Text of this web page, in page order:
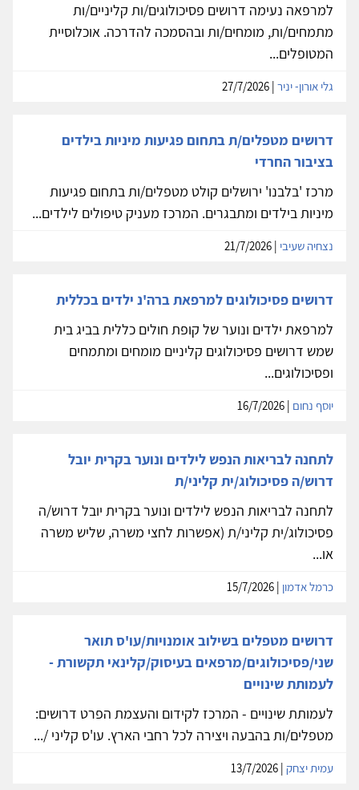
למרפאה נעימה דרושים פסיכולוגים/ות קליניים/ות
מתמחים/ות, מומחים/ות ובהסמכה להדרכה. אוכלוסיית
המטופלים...
גלי אורון- יניר
דרושים מטפלים/ת בתחום פגיעות מיניות בילדים
בציבור החרדי
מרכז 'בלבנו' ירושלים קולט מטפלים/ות בתחום פגיעות
מיניות בילדים ומתבגרים. המרכז מעניק טיפולים לילדים...
נצחיה שעיבי
דרושים פסיכולוגים למרפאת ברה'נ ילדים בכללית
למרפאת ילדים ונוער של קופת חולים כללית בביג בית
שמש דרושים פסיכולוגים קליניים מומחים ומתמחים
ופסיכולוגים...
יוסף נחום
לתחנה לבריאות הנפש לילדים ונוער בקרית יובל
דרוש/ה פסיכולוג/ית קליני/ת
לתחנה לבריאות הנפש לילדים ונוער בקרית יובל דרוש/ה
פסיכולוג/ית קליני/ת (אפשרות לחצי משרה, שליש משרה
או...
כרמל אדמון
דרושים מטפלים בשילוב אומנויות/עו'ס תואר
שני/פסיכולוגים/מרפאים בעיסוק/קלינאי תקשורת -
לעמותת שינויים
לעמותת שינויים - המרכז לקידום והעצמת הפרט דרושים:
מטפלים/ות בהבעה ויצירה לכל רחבי הארץ. עו'ס קליני /...
עמית יצחק